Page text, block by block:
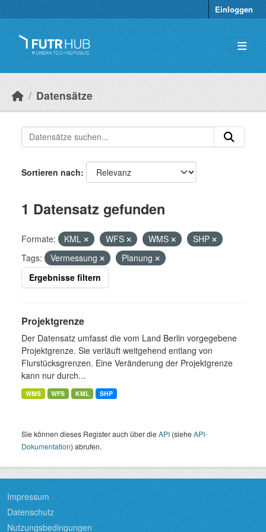
Einloggen
Datensätze
Sortieren nach
1 Datensatz gefunden
Formate: KML WFS WMS
SHP
Tags:
Vermessung
Planung
Ergebnisse filtern
Projektgrenze
Der Datensatz umfasst die vom Land Berlin vorgegebene
Projektgrenze. Sie verläuft weitgehend entlang von
Flurstücksgrenzen. Eine Veränderung der Projektgrenze
kann nur durch...
WMS WFS KML SHP
Sie können dieses Register auch über dieAPI (sieheAPI-
Dokumentation) abrufen.
Impressum
Datenschutz
Nutzungsbedingungen